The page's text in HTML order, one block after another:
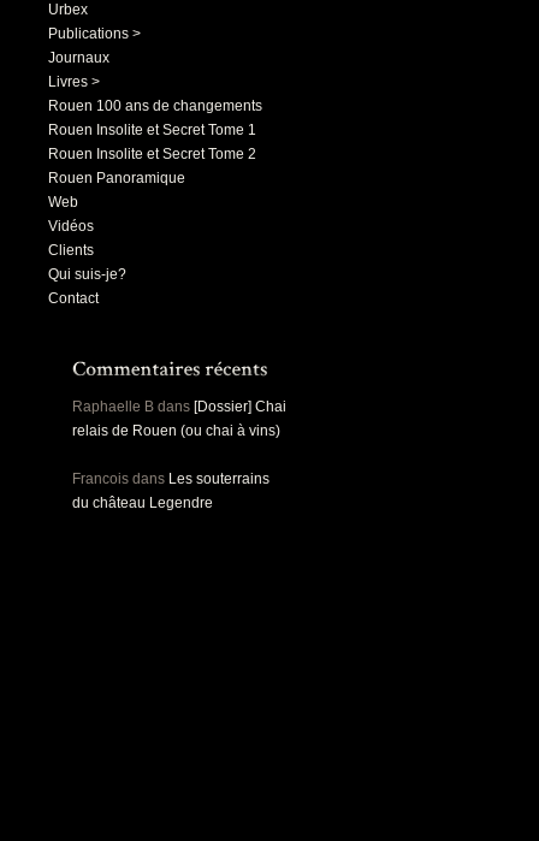
Urbex
Publications >
Journaux
Livres >
Rouen 100 ans de changements
Rouen Insolite et Secret Tome 1
Rouen Insolite et Secret Tome 2
Rouen Panoramique
Web
Vidéos
Clients
Qui suis-je?
Contact
Raphaelle B dans [Dossier] Chai
relais de Rouen (ou chai à vins)
Francois dans Les souterrains
du château Legendre